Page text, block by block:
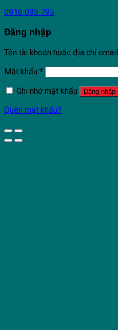
0916 095 795
Đăng nhập
Tên tài khoản hoặc địa chỉ email
Mật khẩu *
Ghi nhớ mật khẩu
Đăng nhập
Quên mật khẩu?